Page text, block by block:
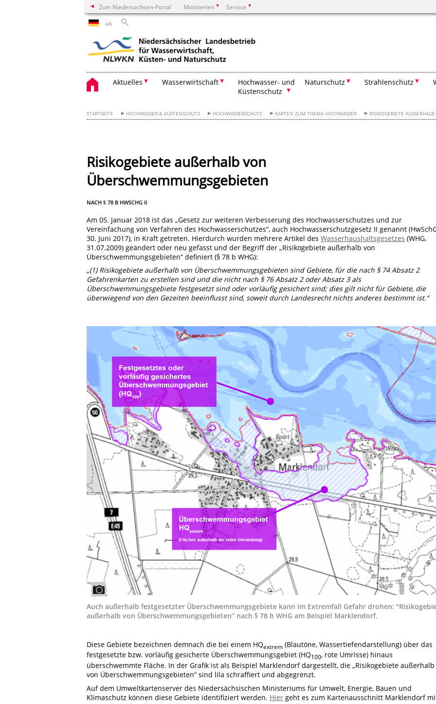
Zum Niedersachsen-Portal Ministerien Service
AA
Aktuelles Wasserwirtschaft
Hochwasser- und
Küstenschutz
Naturschutz Strahlenschutz
STARTSEITE HOCHWASSER-& KÜSTENSCHUTZ HOCHWASSERSCHUTZ KARTEN ZUM THEMA HOCHWASSER RISIKOGEBIETE
Risikogebiete außerhalb von
Überschwemmungsgebieten
NACH § 78 B HWSCHG II
Am 05. Januar 2018 ist das „Gesetz zur weiteren Verbesserung des Hochwasserschutzes und zur
Vereinfachung von Verfahren des Hochwasserschutzes“, auch Hochwasserschutzgesetz II genannt
30. Juni 2017), in Kraft getreten. Hierdurch wurden mehrere Artikel des Wasserhaushaltsgesetzes (WHG,
31.07.2009) geändert oder neu gefasst und der Begriff der „Risikogebiete außerhalb von
Überschwemmungsgebieten“ definiert (§ 78 b WHG):
„(1) Risikogebiete außerhalb von Überschwemmungsgebieten sind Gebiete, für die nach § 74 Absatz 2
Gefahrenkarten zu erstellen sind und die nicht nach § 76 Absatz 2 oder Absatz 3 als
Überschwemmungsgebiete festgesetzt sind oder vorläufig gesichert sind; dies gilt nicht für Gebiete, die
überwiegend von den Gezeiten beeinflusst sind, soweit durch Landesrecht nichts anderes bestimmt ist.“
Auch außerhalb festgesetzter Überschwemmungsgebiete kann im Extremfall Gefahr drohen:
außerhalb von Überschwemmungsgebieten“ nach § 78 b WHG am Beispiel Marklendorf.
Diese Gebiete bezeichnen demnach die bei einem HQextrem (Blautöne, Wassertiefendarstellung) über das
festgesetzte bzw. vorläufig gesicherte Überschwemmungsgebiet (HQ100, rote Umrisse) hinaus
überschwemmte Fläche. In der Grafik ist als Beispiel Marklendorf dargestellt, die „Risikogebiete außerhalb
von Überschwemmungsgebieten“ sind lila schraffiert und abgegrenzt.
Auf dem Umweltkartenserver des Niedersächsischen Ministeriums für Umwelt, Energie, Bauen und
Klimaschutz können diese Gebiete identifiziert werden. Hier geht es zum Kartenausschnitt Marklendorf